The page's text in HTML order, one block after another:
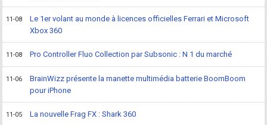
11-08
Le 1er volant au monde à licences officielles Ferrari et Microsoft
Xbox 360
11-08 Pro Controller Fluo Collection par Subsonic : N 1 du marché
11-06
BrainWizz présente la manette multimédia batterie BoomBoom
pour iPhone
11-05 La nouvelle Frag FX : Shark 360